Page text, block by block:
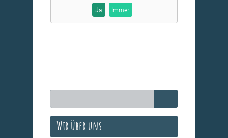
Ja Immer
Wir über uns